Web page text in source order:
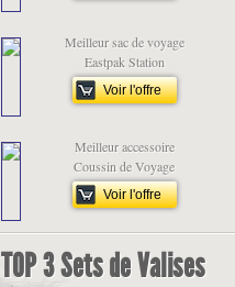
Meilleur sac de voyage
Eastpak Station
Voir l'offre
Meilleur accessoire
Coussin de Voyage
Voir l'offre
TOP 3 Sets de Valises